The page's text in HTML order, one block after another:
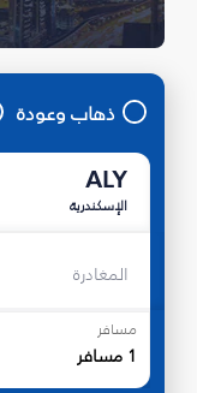
ذهاب وعودة
ALY
الإسكندرية
المغادرة
مسافر
1 مسافر